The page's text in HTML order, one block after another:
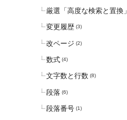
厳選「高度な検索と置換」
変更履歴 (3)
改ページ (2)
数式 (4)
文字数と行数 (8)
段落 (6)
段落番号 (1)